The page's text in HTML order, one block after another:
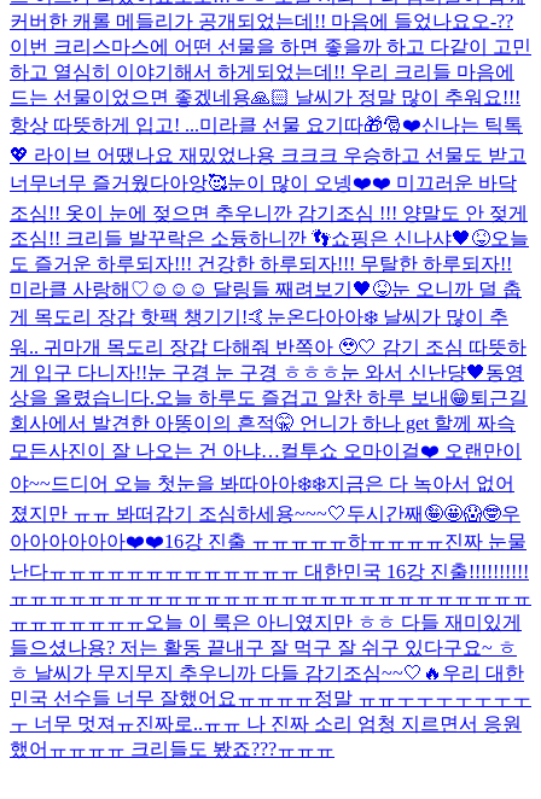
커버한 캐롤 메들리가 공개되었는데!! 마음에 들었나요오-??
이번 크리스마스에 어떤 선물을 하면 좋을까 하고 다같이 고민
하고 열심히 이야기해서 하게되었는데!! 우리 크리들 마음에
드는 선물이었으면 좋겠네용🙏🏻 날씨가 정말 많이 추워요!!!
항상 따뜻하게 입고! ...미라클 선물 요기따🎁🎅❤️신나는 틱톡
💖 라이브 어땠나요 재밌었나용 크크크 우승하고 선물도 받고
너무너무 즐거웠다아앙🥰눈이 많이 오넹❤️❤️ 미끄러운 바닥
조심!! 옷이 눈에 젖으면 추우니깐 감기조심 !!! 양말도 안 젖게
조심!! 크리들 발꾸락은 소듕하니깐 👣쇼핑은 신나샤🖤😝오늘
도 즐거운 하루되자!!! 건강한 하루되자!!! 무탈한 하루되자!!
미라클 사랑해♡ ☺️☺️☺️ 달링들 째려보기🖤😝눈 오니까 덜 춥
게 목도리 장갑 핫팩 챙기기!🤙 눈온다아아❄️ 날씨가 많이 추
워.. 귀마개 목도리 장갑 다해줘 반쪽아 🥹🤍 감기 조심 따뜻하
게 입구 다니자!!눈 구경 눈 구경 ㅎㅎㅎ눈 와서 신난댱🖤동영
상을 올렸습니다.오늘 하루도 즐겁고 알찬 하루 보내😁퇴근길
회사에서 발견한 아똥이의 흔적🤫 언니가 하나 get 할께 짜슥
모든사진이 잘 나오는 건 아냐…컬투쇼 오마이걸❤️ 오랜만이
야~~드디어 오늘 첫눈을 봐따아아❄️❄️지금은 다 녹아서 없어
졌지만 ㅠㅠ 봐떠 감기 조심하세용~~~🤍두시간째🤪🤩😱🤓우
아아아아아아❤️❤️16강 진출 ㅠㅠㅠㅠㅠ하ㅠㅠㅠㅠ진짜 눈물
난다ㅠㅠㅠㅠㅠㅠㅠㅠㅠㅠㅠㅠㅠ 대한민국 16강 진출!!!!!!!!!!
ㅠㅠㅠㅠㅠㅠㅠㅠㅠㅠㅠㅠㅠㅠㅠㅠㅠㅠㅠㅠㅠㅠㅠㅠㅠㅠㅠ
ㅠㅠㅠㅠㅠㅠㅠ오늘 이 룩은 아니였지만 ㅎㅎ 다들 재미있게
들으셨나용? 저는 활동 끝내구 잘 먹구 잘 쉬구 있다구요~ ㅎ
ㅎ 날씨가 무지무지 추우니까 다들 감기조심~~🤍🔥 우리 대한
민국 선수들 너무 잘했어요ㅠㅠㅠㅠ정말 ㅠㅠㅜㅜㅜㅜㅜㅜㅜ
ㅜ 너무 멋져ㅠ진짜로..ㅠㅠ 나 진짜 소리 엄청 지르면서 응원
했어ㅠㅠㅠㅠ 크리들도 봤죠???ㅠㅠㅠ